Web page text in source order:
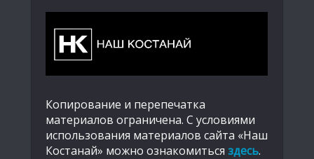
Копирование и перепечатка
материалов ограничена. С условиями
использования материалов сайта «Наш
Костанай» можно ознакомиться здесь.